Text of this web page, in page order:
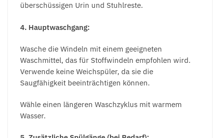
überschüssigen Urin und Stuhlreste.
4. Hauptwaschgang:
Wasche die Windeln mit einem geeigneten
Waschmittel, das für Stoffwindeln empfohlen wird.
Verwende keine Weichspüler, da sie die
Saugfähigkeit beeinträchtigen können.
Wähle einen längeren Waschzyklus mit warmem
Wasser.